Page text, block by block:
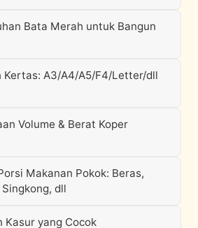
Bata Merah untuk Bangun
Kertas: A3/A4/A5/F4/Letter/dll
Volume & Berat Koper
Makanan Pokok: Beras,
dll
Kasur yang Cocok